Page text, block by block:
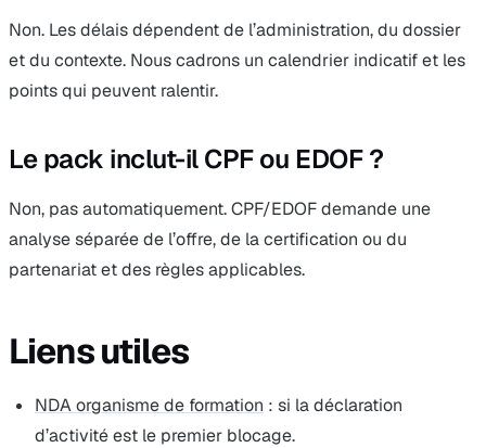
Non. Les délais dépendent de l’administration, du dossier
et du contexte. Nous cadrons un calendrier indicatif et les
points qui peuvent ralentir.
Le pack inclut-il CPF ou EDOF ?
Non, pas automatiquement. CPF/EDOF demande une
analyse séparée de l’offre, de la certification ou du
partenariat et des règles applicables.
Liens utiles
NDA organisme de formation : si la déclaration
d’activité est le premier blocage.